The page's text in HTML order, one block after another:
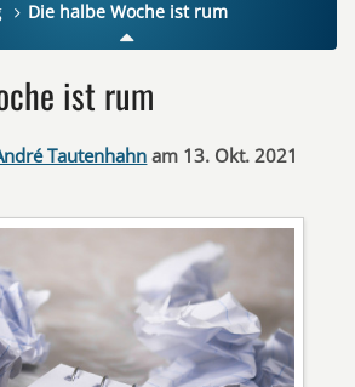
Die halbe Woche ist rum
ist rum
Tautenhahnam 13. Okt. 2021